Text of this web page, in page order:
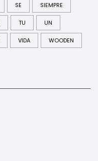
SE SIEMPRE
TU UN
VIDA WOODEN